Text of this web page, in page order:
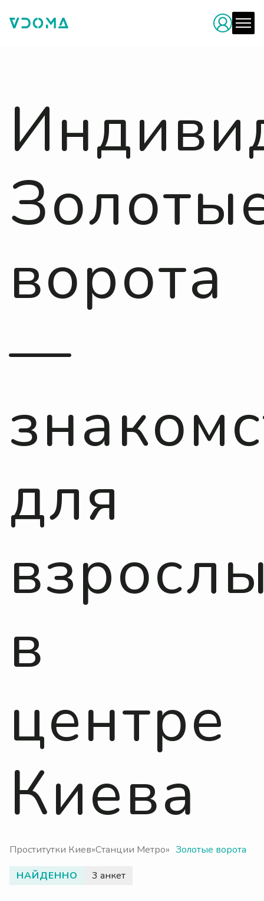
ворота
—
для
в
центре
Киева
Проститутки Киев»Станции Метро» Золотые ворота
НАЙДЕННО
3 анкет